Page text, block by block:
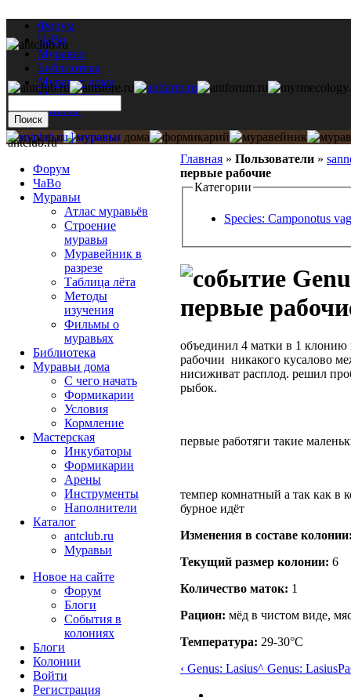
Форум
ЧаВо
Муравьи
Библиотека
Муравьи дома
Мастерская
Каталог
Главная » Пользователи »
первые рабочие
Категории
Species: Camponotus
первые
объединил 4 матки в 1 клонию
рабочии никакого кусалово
нисиживат расплод. решил
рыбок.
первые работяги такие
темпер комнатный а так как в
бурное идёт
Изменения в составе
Текущий размер кoлонии: 6
Количество маток: 1
Рацион: мёд в чистом виде,
Температура: 29-30°C
‹ Genus: Lasius^ Genus: Lasius
antclub.ru
Форум
ЧаВо
Муравьи
Атлас муравьёв
Строение
муравья
Муравейник в
разрезе
Таблица лёта
Методы
изучения
Фильмы о
муравьях
Библиотека
Муравьи дома
С чего начать
Формикарии
Условия
Кормление
Мастерская
Инкубаторы
Формикарии
Арены
Инструменты
Наполнители
Каталог
antclub.ru
Муравьи
Новое на сайте
Форум
Блоги
События в
колониях
Блоги
Колонии
Войти
Peгиcтpaция